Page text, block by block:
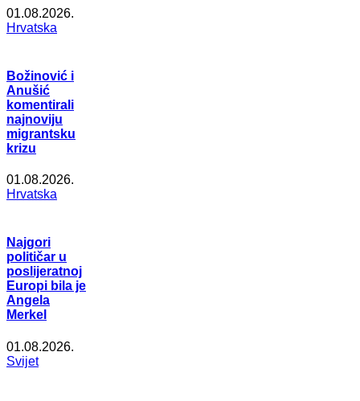
01.08.2026.
Hrvatska
Božinović i
Anušić
komentirali
najnoviju
migrantsku
krizu
01.08.2026.
Hrvatska
Najgori
političar u
poslijeratnoj
Europi bila je
Angela
Merkel
01.08.2026.
Svijet